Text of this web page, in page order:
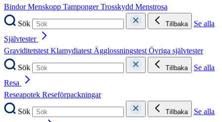
BindorMenskopp TampongerTrosskydd Menstrosa
Sök
Tillbaka
Se alla
Självtester
GraviditetstestKlamydiatestÄgglossningstestÖvriga självtester
Sök
Tillbaka
Se alla
Resa
Reseapotek Reseförpackningar
Sök
Tillbaka
Se alla